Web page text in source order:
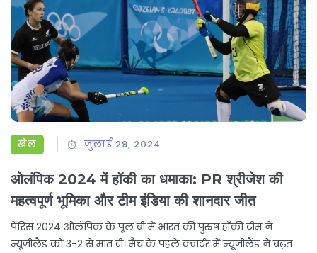
खेल जुलाई 29, 2024
ओलंपिक 2024 में हॉकी का धमाका: PR श्रीजेश की
महत्वपूर्ण भूमिका और टीम इंडिया की शानदार जीत
पेरिस 2024 ओलंपिक के पूल बी में भारत की पुरुष हॉकी टीम ने
न्यूजीलैंड को 3-2 से मात दी। मैच के पहले क्वार्टर में न्यूजीलैंड ने बढ़त